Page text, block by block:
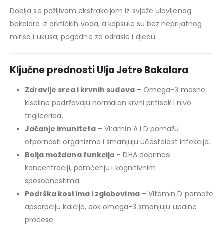
Dobija se pažljivom ekstrakcijom iz svježe ulovljenog
bakalara iz arktičkih voda, a kapsule su bez neprijatnog
mirisa i ukusa, pogodne za odrasle i djecu.
Ključne prednosti Ulja Jetre Bakalara
Zdravlje srca i krvnih sudova– Omega-3 masne
kiseline podržavaju normalan krvni pritisak i nivo
triglicerida.
Jačanje imuniteta– Vitamin A i D pomažu
otpornosti organizma i smanjuju učestalost infekcija.
Bolja moždana funkcija – DHA doprinosi
koncentraciji, pamćenju i kognitivnim
sposobnostima.
Podrška kostima i zglobovima– Vitamin D pomaže
apsorpciju kalcija, dok omega-3 smanjuju upalne
procese.